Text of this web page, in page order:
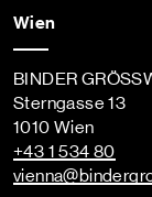
Wien
BINDER
Sterngasse 13
1010 Wien
+43 1 534 80
vienna